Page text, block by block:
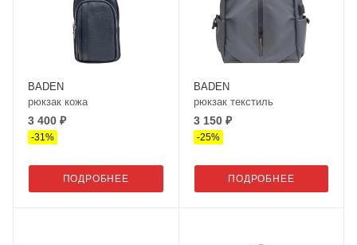
BADEN
рюкзак кожа
3 400 ₽
-31%
ПОДРОБНЕЕ
BADEN
рюкзак текстиль
3 150 ₽
-25%
ПОДРОБНЕЕ